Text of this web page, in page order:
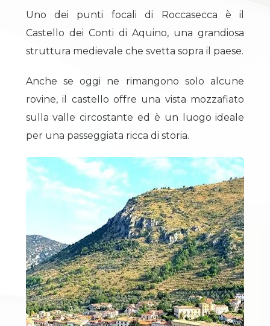
Uno dei punti focali di Roccasecca è il
Castello dei Conti di Aquino, una grandiosa
struttura medievale che svetta sopra il paese.
Anche se oggi ne rimangono solo alcune
rovine, il castello offre una vista mozzafiato
sulla valle circostante ed è un luogo ideale
per una passeggiata ricca di storia.
Prezzo
Totale
mq
Locali
minimi
Qualsiasi